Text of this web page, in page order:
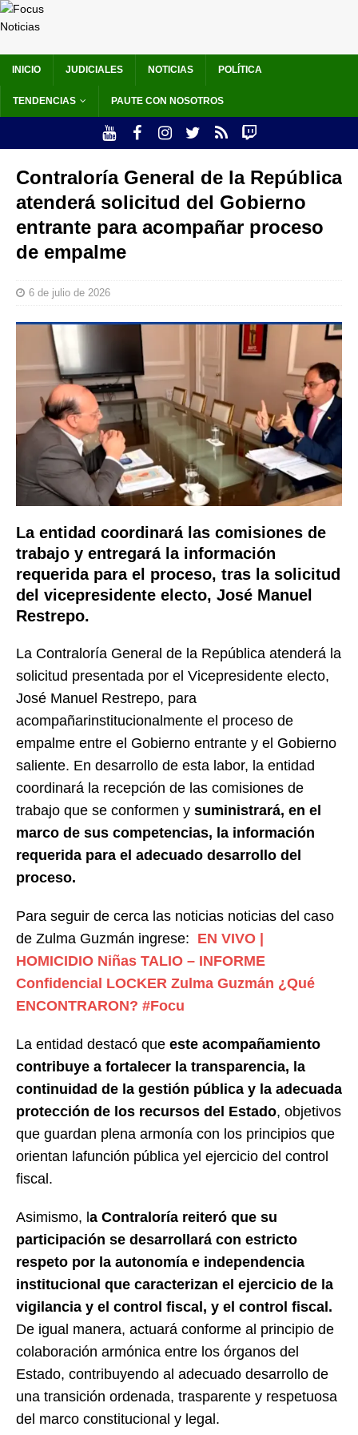
INICIO JUDICIALES NOTICIAS POLÍTICA
TENDENCIAS PAUTE CON NOSOTROS
Contraloría General de la República
atenderá solicitud del Gobierno
entrante para acompañar proceso
de empalme
6 de julio de 2026
La entidad coordinará las comisiones de
trabajo y entregará la información
requerida para el proceso, tras la solicitud
del vicepresidente electo, José Manuel
Restrepo.
La Contraloría General de la República atenderá la
solicitud presentada por el Vicepresidente electo,
José Manuel Restrepo, para
acompañarinstitucionalmente el proceso de
empalme entre el Gobierno entrante y el Gobierno
saliente. En desarrollo de esta labor, la entidad
coordinará la recepción de las comisiones de
trabajo que se conformen y suministrará, en el
marco de sus competencias, la información
requerida para el adecuado desarrollo del
proceso.
Para seguir de cerca las noticias noticias del caso
de Zulma Guzmán ingrese: EN VIVO |
HOMICIDIO Niñas TALIO – INFORME
Confidencial LOCKER Zulma Guzmán ¿Qué
ENCONTRARON? #Focu
La entidad destacó que este acompañamiento
contribuye a fortalecer la transparencia, la
continuidad de la gestión pública y la adecuada
protección de los recursos del Estado, objetivos
que guardan plena armonía con los principios que
orientan lafunción pública yel ejercicio del control
fiscal.
Asimismo, la Contraloría reiteró que su
participación se desarrollará con estricto
respeto por la autonomía e independencia
institucional que caracterizan el ejercicio de la
vigilancia y el control fiscal, y el control fiscal.
De igual manera, actuará conforme al principio de
colaboración armónica entre los órganos del
Estado, contribuyendo al adecuado desarrollo de
una transición ordenada, trasparente y respetuosa
del marco constitucional y legal.